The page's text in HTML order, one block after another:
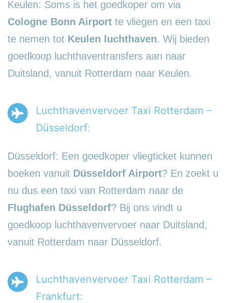
Keulen: Soms is het goedkoper om via
Cologne Bonn Airport te vliegen en een taxi
te nemen tot Keulen luchthaven. Wij bieden
goedkoop luchthaventransfers aan naar
Duitsland, vanuit Rotterdam naar Keulen.
Luchthavenvervoer Taxi Rotterdam –
Düsseldorf:
Düsseldorf: Een goedkoper vliegticket kunnen
boeken vanuit Düsseldorf Airport? En zoekt u
nu dus een taxi van Rotterdam naar de
Flughafen Düsseldorf? Bij ons vindt u
goedkoop luchthavenvervoer naar Duitsland,
vanuit Rotterdam naar Düsseldorf.
Luchthavenvervoer Taxi Rotterdam –
Frankfurt: